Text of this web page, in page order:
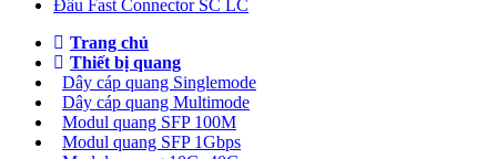
Đầu Fast Connector SC LC
Trang chủ
Thiết bị quang
Dây cáp quang Singlemode
Dây cáp quang Multimode
Modul quang SFP 100M
Modul quang SFP 1Gbps